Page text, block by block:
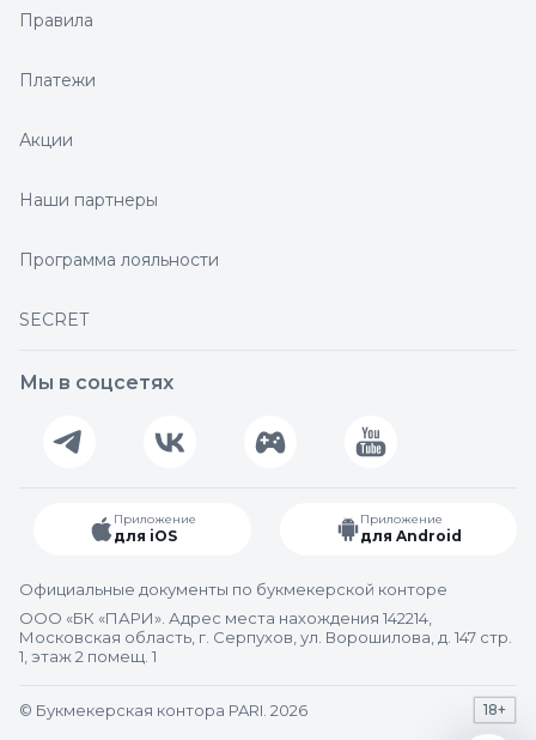
Правила
Платежи
Акции
Наши партнеры
Программа лояльности
SECRET
Мы в соцсетях
Приложение
для iOS
Приложение
для Android
Официальные документы по букмекерской конторе
ООО «БК «ПАРИ». Адрес места нахождения 142214,
Московская область, г. Серпухов, ул. Ворошилова, д. 147 стр.
1, этаж 2 помещ. 1
© Букмекерская контора PARI. 2026 18+